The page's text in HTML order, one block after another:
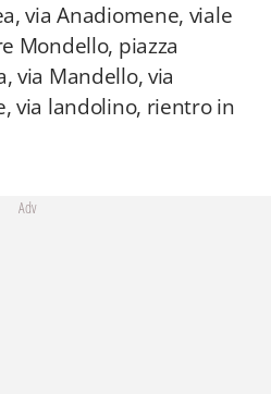
via Anadiomene, viale
Mondello, piazza
via Mandello, via
via landolino, rientro in
Adv